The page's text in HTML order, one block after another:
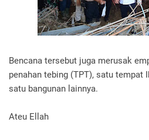
Bencana tersebut juga merusak
penahan tebing (TPT), satu tempat
satu bangunan lainnya.
Ateu Ellah